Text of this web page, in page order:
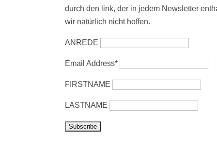
durch den link, der in jedem Newsletter
wir natürlich nicht hoffen.
ANREDE
Email Address*
FIRSTNAME
LASTNAME